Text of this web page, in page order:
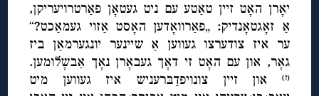
יאָרן האָט זיין טאַטע עם ניט געטאָן פאַרטרויעריקן,
אַ זאָגטאָנדיק: „פאַרוואָדען האָסט אַזוי געמאַכט?“
ער איז צודערצו געווען אַ שיינער יונגערמאַן ביז
גאָר, און עם האָט זי דאָך געבאָרן נאָך אַבשָלומען.
(ז)
און זיין צונויפדַבּרעניש איז געווען מיט